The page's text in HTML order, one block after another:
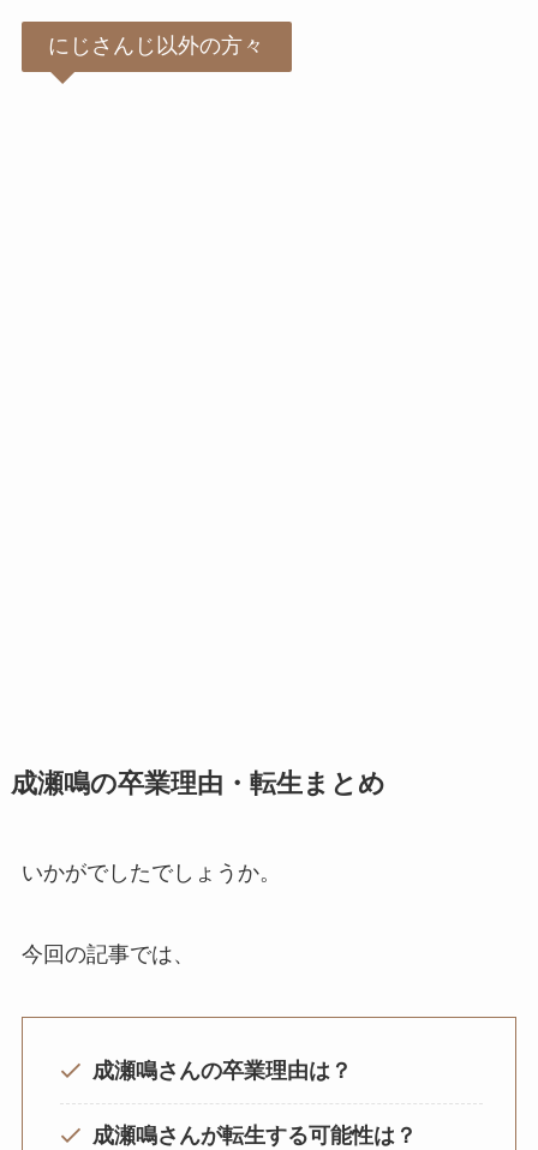
にじさんじ以外の方々
成瀬鳴の卒業理由・転生まとめ
いかがでしたでしょうか。
今回の記事では、
成瀬鳴さんの卒業理由は？
成瀬鳴さんが転生する可能性は？